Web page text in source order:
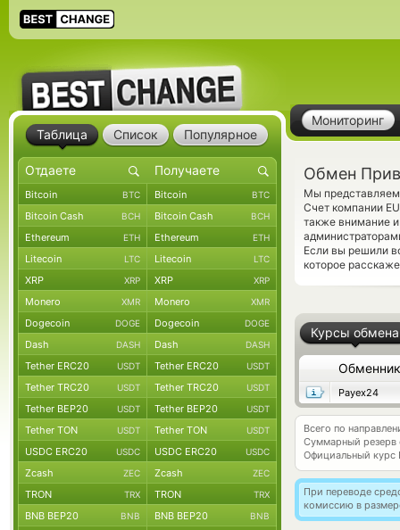
Мониторинг
Обмен
Мы
Счет компании
также внимание
Если вы решили
которое
Курсы обмена
Обменник
Payex24
Всего по
Суммарный резерв
Официальный курс
При переводе
комиссию в
Таблица Список Популярное
Bitcoin BTC Bitcoin BTC
Bitcoin Cash BCH Bitcoin Cash BCH
Ethereum ETH Ethereum ETH
Litecoin LTC Litecoin LTC
XRP XRP XRP XRP
Monero XMR Monero XMR
Dogecoin DOGE Dogecoin DOGE
Dash DASH Dash DASH
Tether ERC20 USDT Tether ERC20 USDT
Tether TRC20 USDT Tether TRC20 USDT
Tether BEP20 USDT Tether BEP20 USDT
Tether TON USDT Tether TON USDT
USDC ERC20 USDC USDC ERC20 USDC
Zcash ZEC Zcash ZEC
TRON TRX TRON TRX
BNB BEP20 BNB BNB BEP20 BNB